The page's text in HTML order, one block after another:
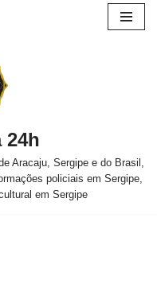
24h
Aracaju, Sergipe e do Brasil,
policiais em Sergipe,
em Sergipe